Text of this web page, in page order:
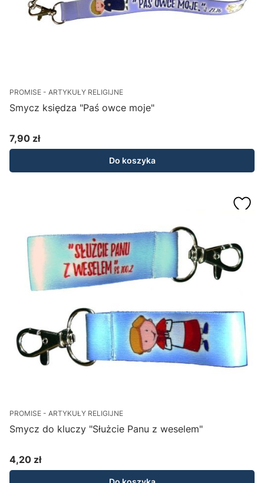
PROMISE - ARTYKUŁY RELIGIJNE
Smycz księdza "Paś owce moje"
Cena
7,90 zł
Do koszyka
PROMISE - ARTYKUŁY RELIGIJNE
Smycz do kluczy "Służcie Panu z weselem"
Cena
4,20 zł